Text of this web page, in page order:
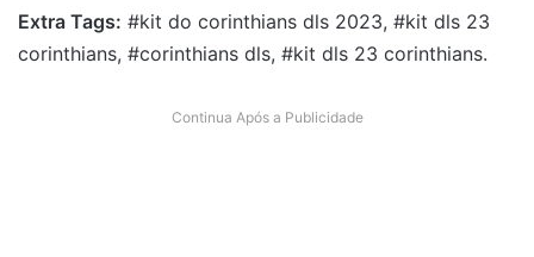
Extra Tags: #kit do corinthians dls 2023, #kit dls 23
corinthians, #corinthians dls, #kit dls 23 corinthians.
Continua Após a Publicidade